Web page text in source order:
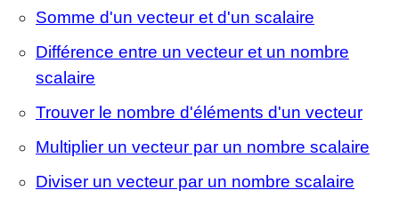
Somme d'un vecteur et d'un scalaire
Différence entre un vecteur et un nombre
scalaire
Trouver le nombre d'éléments d'un vecteur
Multiplier un vecteur par un nombre scalaire
Diviser un vecteur par un nombre scalaire